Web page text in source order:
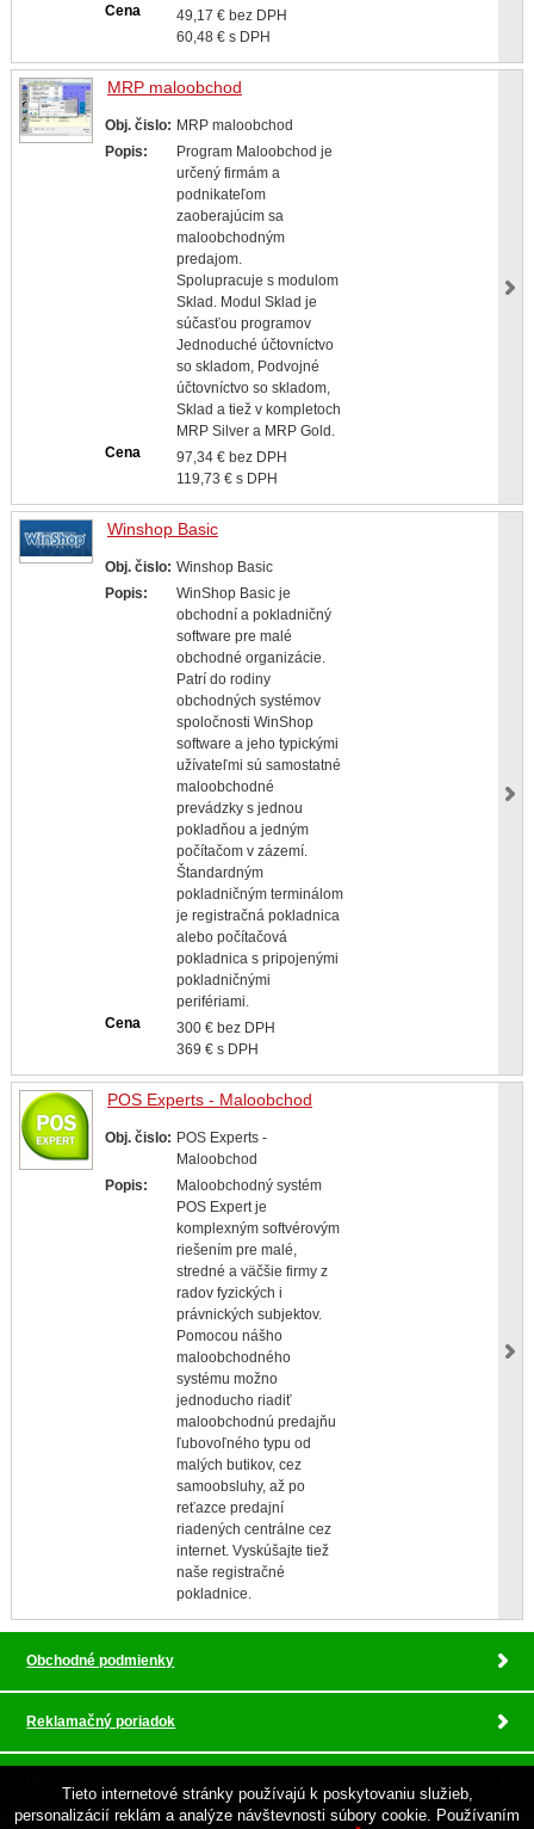
Cena
49,17 € bez DPH
60,48 € s DPH
MRP maloobchod
Obj. čislo: MRP maloobchod
Popis:
Program Maloobchod je
určený firmám a
podnikateľom
zaoberajúcim sa
maloobchodným
predajom.
Spolupracuje s modulom
Sklad. Modul Sklad je
súčasťou programov
Jednoduché účtovníctvo
so skladom, Podvojné
účtovníctvo so skladom,
Sklad a tiež v kompletoch
MRP Silver a MRP Gold.
Cena
97,34 € bez DPH
119,73 € s DPH
Winshop Basic
Obj. čislo: Winshop Basic
Popis:
WinShop Basic je
obchodní a pokladničný
software pre malé
obchodné organizácie.
Patrí do rodiny
obchodných systémov
spoločnosti WinShop
software a jeho typickými
užívateľmi sú samostatné
maloobchodné
prevádzky s jednou
pokladňou a jedným
počítačom v zázemí.
Štandardným
pokladničným terminálom
je registračná pokladnica
alebo počítačová
pokladnica s pripojenými
pokladničnými
perifériami.
Cena
300 € bez DPH
369 € s DPH
POS Experts - Maloobchod
Obj. čislo: POS Experts -
Maloobchod
Popis:
Maloobchodný systém
POS Expert je
komplexným softvérovým
riešením pre malé,
stredné a väčšie firmy z
radov fyzických i
právnických subjektov.
Pomocou nášho
maloobchodného
systému možno
jednoducho riadiť
maloobchodnú predajňu
ľubovoľného typu od
malých butikov, cez
samoobsluhy, až po
reťazce predajní
riadených centrálne cez
internet. Vyskúšajte tiež
naše registračné
pokladnice.
Obchodné podmienky
Reklamačný poriadok
Tieto internetové stránky používajú k poskytovaniu služieb,
personalizácií reklám a analýze návštevnosti súbory cookie. Používaním